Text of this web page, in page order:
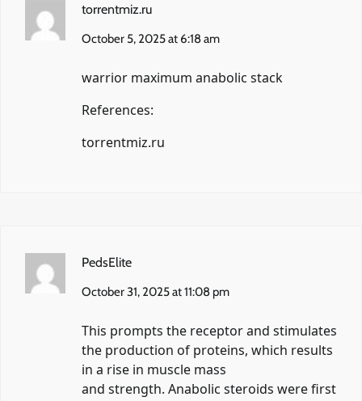
torrentmiz.ru
October 5, 2025 at 6:18 am
warrior maximum anabolic stack
References:
torrentmiz.ru
PedsElite
October 31, 2025 at 11:08 pm
This prompts the receptor and stimulates
the production of proteins, which results
in a rise in muscle mass
and strength. Anabolic steroids were first